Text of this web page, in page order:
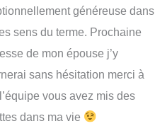
généreuse dans
sens du terme. Prochaine
de mon épouse j’y
sans hésitation merci à
vous avez mis des
dans ma vie